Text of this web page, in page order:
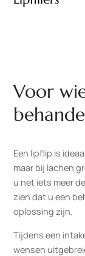
Voor
Een lipflip is
maar bij lachen
u net iets meer
zien dat u een
oplossing zijn.
Tijdens een
wensen